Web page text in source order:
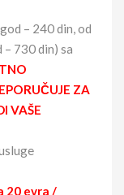
– 240 din, od
730 din) sa
ZA
VAŠE
20 evra /